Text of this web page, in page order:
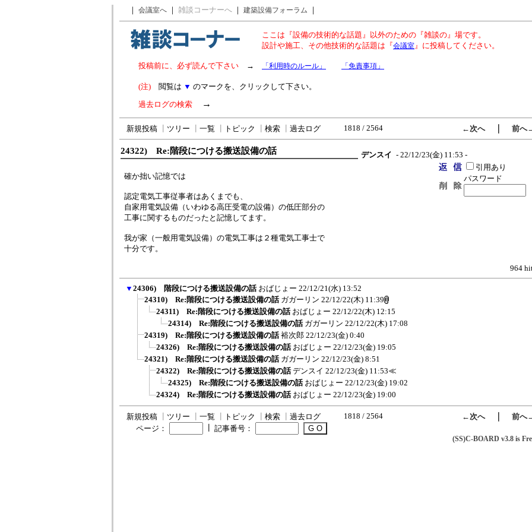
｜ 会議室へ ｜ 雑談コーナーへ ｜ 建築設備フォーラム ｜
ここは『設備の技術的な話題』以外のための『雑談の』場です。
設計や施工、その他技術的な話題は『会議室』に投稿してください。
投稿前に、必ず読んで下さい → 「利用時のルール」 「免責事項」
(注) 閲覧は ▼ のマークを、クリックして下さい。
過去ログの検索 →
新規投稿 ツリー 一覧 トピック 検索 過去ログ 1818 / 2564 ←次へ｜ 前へ
24322) Re:階段につける搬送設備の話 デンスイ - 22/12/23(金) 11:53 -
確か拙い記憶では
認定電気工事従事者はあくまでも、
自家用電気設備（いわゆる高圧受電の設備）の低圧部分の
工事に関するものだったと記憶してます。
我が家（一般用電気設備）の電気工事は２種電気工事士で
十分です。
引用あり
パスワード
964
▼ 24306) 階段につける搬送設備の話 おばじょー 22/12/21(水) 13:52
24310) Re:階段につける搬送設備の話 ガガーリン 22/12/22(木) 11:39
24311) Re:階段につける搬送設備の話 おばじょー 22/12/22(木) 12:15
24314) Re:階段につける搬送設備の話 ガガーリン 22/12/22(木) 17:08
24319) Re:階段につける搬送設備の話 裕次郎 22/12/23(金) 0:40
24326) Re:階段につける搬送設備の話 おばじょー 22/12/23(金) 19:05
24321) Re:階段につける搬送設備の話 ガガーリン 22/12/23(金) 8:51
24322) Re:階段につける搬送設備の話 デンスイ 22/12/23(金) 11:53≪
24325) Re:階段につける搬送設備の話 おばじょー 22/12/23(金) 19:02
24324) Re:階段につける搬送設備の話 おばじょー 22/12/23(金) 19:00
新規投稿 ツリー 一覧 トピック 検索 過去ログ 1818 / 2564 ←次へ｜ 前へ
ページ：
記事番号：
(SS)C-BOARD v3.8 is